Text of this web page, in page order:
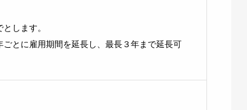
します。
とに雇用期間を延長し、最長３年まで延長可